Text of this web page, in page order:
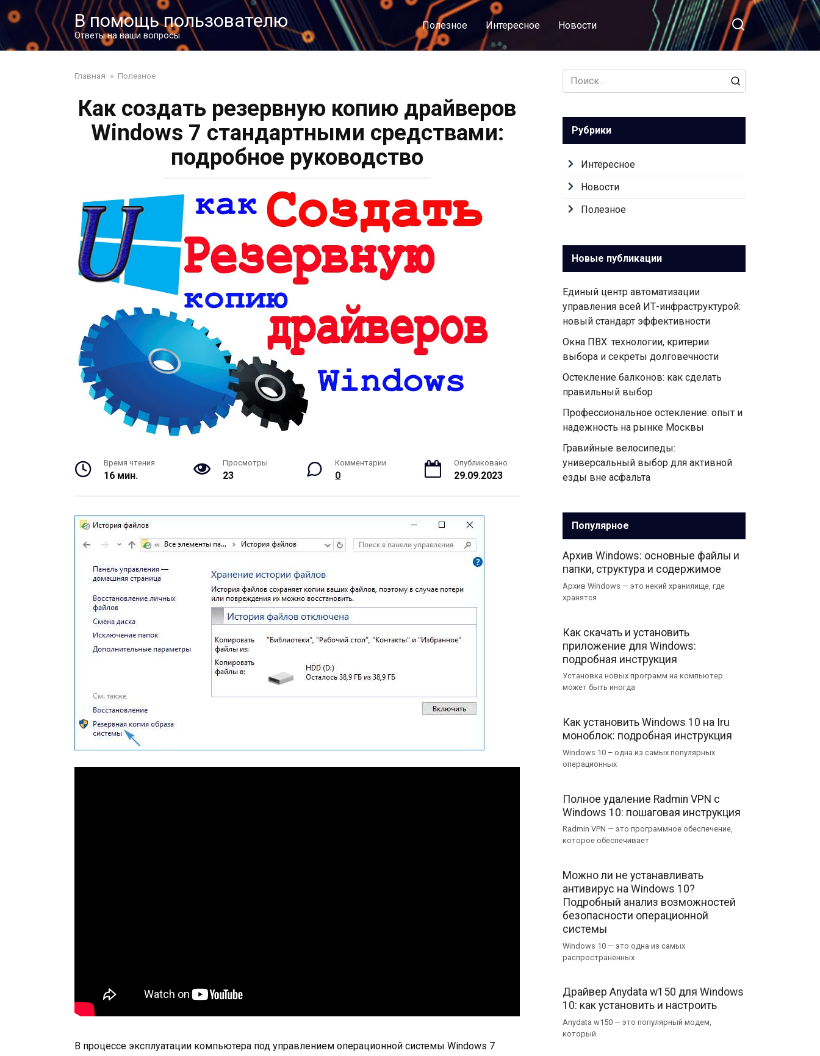
Перейти
В помощь пользователю
Ответы на ваши вопросы
Полезное Интересное Новости
Главная » Полезное
Как создать резервную копию драйверов
Windows 7 стандартными средствами:
подробное руководство
Время чтения
16 мин.
Просмотры
23
Комментарии
0
Опубликовано
29.09.2023
В процессе эксплуатации компьютера под управлением операционной системы Windows 7
Search
for:
Рубрики
Интересное
Новости
Полезное
Новые публикации
Единый центр автоматизации
управления всей ИТ-инфраструктурой:
новый стандарт эффективности
Окна ПВХ: технологии, критерии
выбора и секреты долговечности
Остекление балконов: как сделать
правильный выбор
Профессиональное остекление: опыт и
надежность на рынке Москвы
Гравийные велосипеды:
универсальный выбор для активной
езды вне асфальта
Популярное
Архив Windows: основные файлы и
папки, структура и содержимое
Архив Windows — это некий хранилище, где
хранятся
Как скачать и установить
приложение для Windows:
подробная инструкция
Установка новых программ на компьютер
может быть иногда
Как установить Windows 10 на Iru
моноблок: подробная инструкция
Windows 10 – одна из самых популярных
операционных
Полное удаление Radmin VPN с
Windows 10: пошаговая инструкция
Radmin VPN — это программное обеспечение,
которое обеспечивает
Можно ли не устанавливать
антивирус на Windows 10?
Подробный анализ возможностей
безопасности операционной
системы
Windows 10 — это одна из самых
распространенных
Драйвер Anydata w150 для Windows
10: как установить и настроить
Anydata w150 — это популярный модем,
который